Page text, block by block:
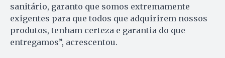
sanitário, garanto que somos extremamente
exigentes para que todos que adquirirem nossos
produtos, tenham certeza e garantia do que
entregamos”, acrescentou.